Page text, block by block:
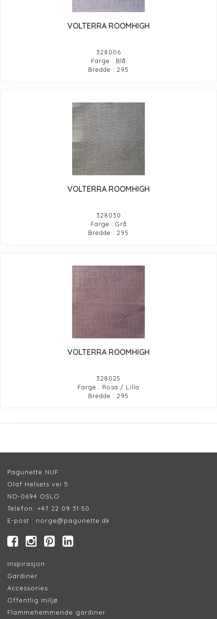
VOLTERRA ROOMHIGH
328006
Farge : Blå
Bredde : 295
VOLTERRA ROOMHIGH
328030
Farge : Grå
Bredde : 295
VOLTERRA ROOMHIGH
328025
Farge : Rosa / Lilla
Bredde : 295
Pagunette NUF
Olaf Helsets vei 5
NO-0694 OSLO
Telefon :+47 22 09 31 50
E-post : norge@pagunette.dk
Inspirasjon
Gardiner
Accessories
Offentlig miljø
Flammehemmende gardiner